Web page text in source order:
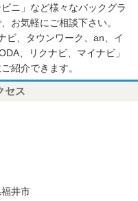
ニ」など様々なバックグラ
お気軽にご相談下さい。
ビ、タウンワーク、an、イ
、リクナビ、マイナビ」
紹介できます。
セス
井市